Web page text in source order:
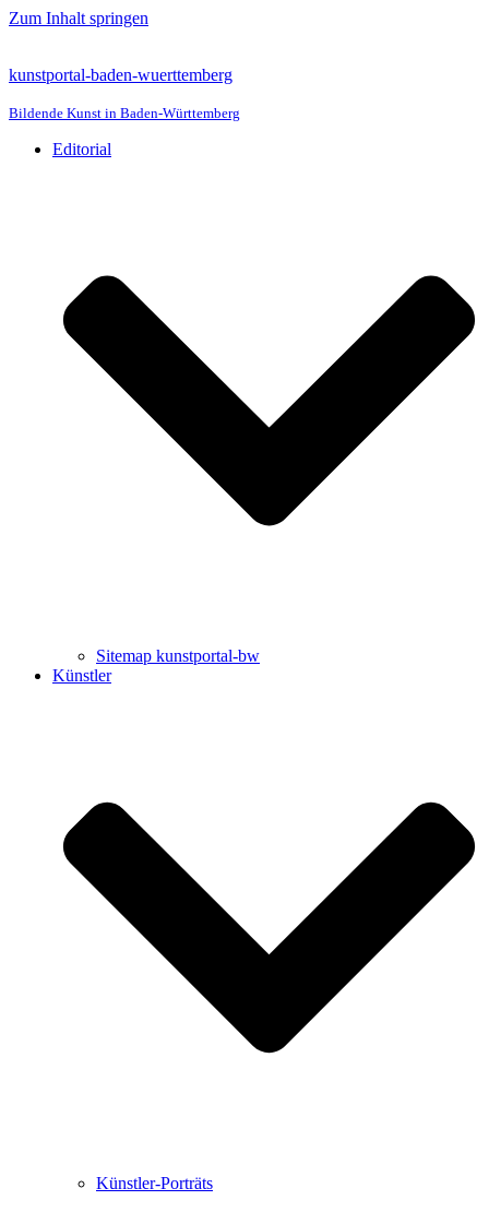
Zum Inhalt springen
kunstportal-baden-wuerttemberg
Bildende Kunst in Baden-Württemberg
Editorial
Sitemap kunstportal-bw
Künstler
Künstler-Porträts